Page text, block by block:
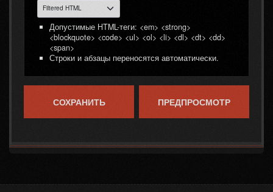
Допустимые HTML-теги: <em> <strong>
<blockquote> <code> <ul> <ol> <li> <dl> <dt> <dd>
<span>
Строки и абзацы переносятся автоматически.